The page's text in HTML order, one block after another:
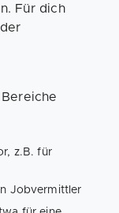
Für dich
z.B. für
Jobvermittler